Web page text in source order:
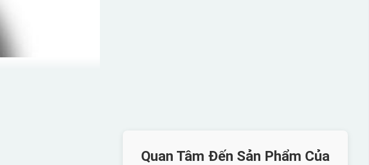
Quan Tâm Đến Sản Phẩm Của